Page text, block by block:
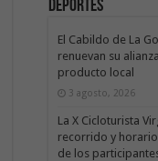
Deportes
El Cabildo de La
renuevan su
producto local
3 agosto, 2026
La X Cicloturista
recorrido y
de los